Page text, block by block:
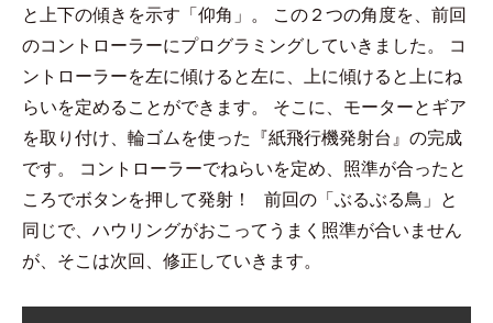
メ
ン
と上下の傾きを示す「仰角」。
この２つの角度を、前回
のコントローラーにプログラミングしていきました。
コ
ントローラーを左に傾けると左に、上に傾けると上にね
らいを定めることができます。
そこに、モーターとギア
を取り付け、輪ゴムを使った『紙飛行機発射台』の完成
です。
コントローラーでねらいを定め、照準が合ったと
ころでボタンを押して発射！
前回の「ぶるぶる鳥」と
同じで、ハウリングがおこってうまく照準が合いません
が、そこは次回、修正していきます。